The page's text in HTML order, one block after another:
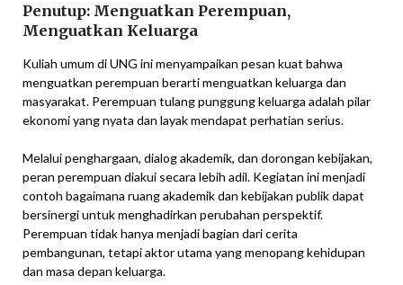
Penutup: Menguatkan Perempuan,
Menguatkan Keluarga
Kuliah umum di UNG ini menyampaikan pesan kuat bahwa
menguatkan perempuan berarti menguatkan keluarga dan
masyarakat. Perempuan tulang punggung keluarga adalah pilar
ekonomi yang nyata dan layak mendapat perhatian serius.
Melalui penghargaan, dialog akademik, dan dorongan kebijakan,
peran perempuan diakui secara lebih adil. Kegiatan ini menjadi
contoh bagaimana ruang akademik dan kebijakan publik dapat
bersinergi untuk menghadirkan perubahan perspektif.
Perempuan tidak hanya menjadi bagian dari cerita
pembangunan, tetapi aktor utama yang menopang kehidupan
dan masa depan keluarga.